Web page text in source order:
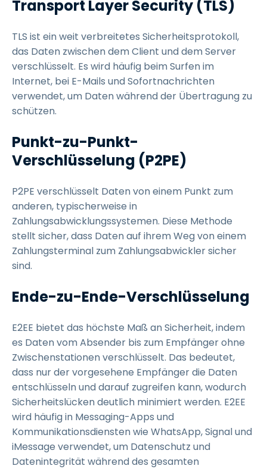
Transport Layer Security (TLS)
TLS ist ein weit verbreitetes Sicherheitsprotokoll,
das Daten zwischen dem Client und dem Server
verschlüsselt. Es wird häufig beim Surfen im
Internet, bei E-Mails und Sofortnachrichten
verwendet, um Daten während der Übertragung zu
schützen.
Punkt-zu-Punkt-
Verschlüsselung (P2PE)
P2PE verschlüsselt Daten von einem Punkt zum
anderen, typischerweise in
Zahlungsabwicklungssystemen. Diese Methode
stellt sicher, dass Daten auf ihrem Weg von einem
Zahlungsterminal zum Zahlungsabwickler sicher
sind.
Ende-zu-Ende-Verschlüsselung
E2EE bietet das höchste Maß an Sicherheit, indem
es Daten vom Absender bis zum Empfänger ohne
Zwischenstationen verschlüsselt. Das bedeutet,
dass nur der vorgesehene Empfänger die Daten
entschlüsseln und darauf zugreifen kann, wodurch
Sicherheitslücken deutlich minimiert werden. E2EE
wird häufig in Messaging-Apps und
Kommunikationsdiensten wie WhatsApp, Signal und
iMessage verwendet, um Datenschutz und
Datenintegrität während des gesamten